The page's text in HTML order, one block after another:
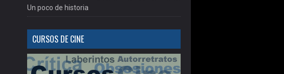
Un poco de historia
CURSOS DE CINE